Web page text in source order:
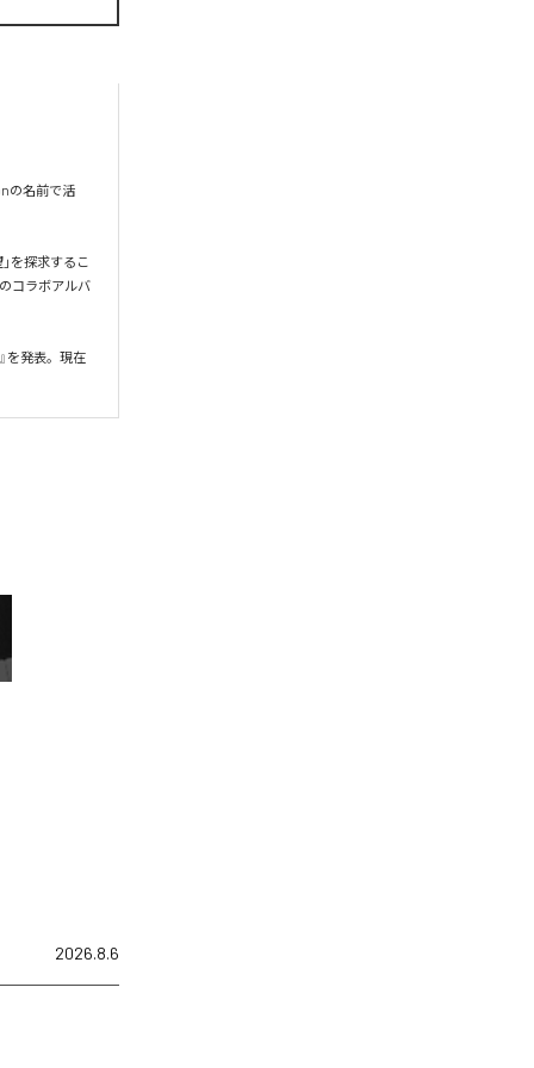
の名前で活
を探求するこ
コラボアルバ
を発表。現在
2026.8.6